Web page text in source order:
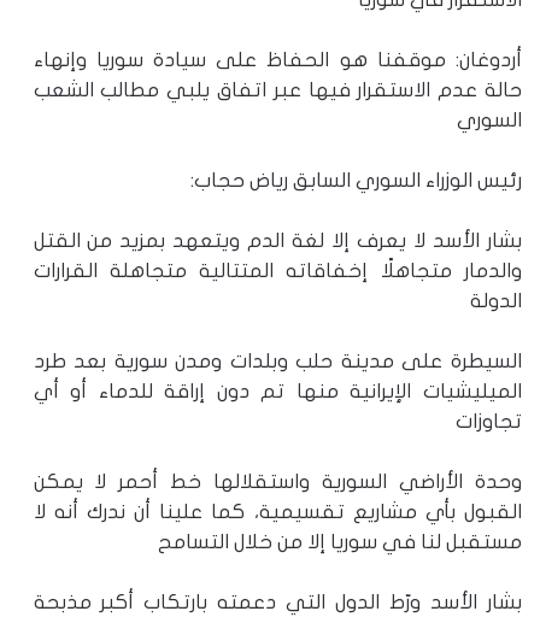
أردوغان: موقفنا هو الحفاظ على سيادة سوريا وإنهاء
حالة عدم الاستقرار فيها عبر اتفاق يلبي مطالب الشعب
السوري
رئيس الوزراء السوري السابق رياض حجاب:
بشار الأسد لا يعرف إلا لغة الدم ويتعهد بمزيد من القتل
والدمار متجاهلًا إخفاقاته المتتالية متجاهلة القرارات
الدولة
السيطرة على مدينة حلب وبلدات ومدن سورية بعد طرد
الميليشيات الإيرانية منها تم دون إراقة للدماء أو أي
تجاوزات
وحدة الأراضي السورية واستقلالها خط أحمر لا يمكن
القبول بأي مشاريع تقسيمية، كما علينا أن ندرك أنه لا
مستقبل لنا في سوريا إلا من خلال التسامح
بشار الأسد ورّط الدول التي دعمته بارتكاب أكبر مذبحة